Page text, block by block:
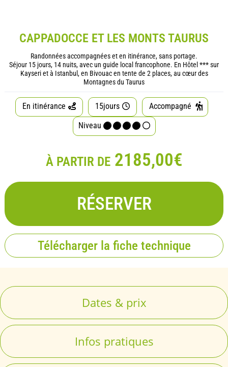
CAPPADOCCE ET LES MONTS TAURUS
Randonnées accompagnées et en itinérance, sans portage.
Séjour 15 jours, 14 nuits, avec un guide local francophone. En Hôtel *** sur
Kayseri et à Istanbul, en Bivouac en tente de 2 places, au cœur des
Montagnes du Taurus
En itinérance 15jours
Accompagné
Niveau
À PARTIR DE2185,00€
RÉSERVER
Télécharger la fiche technique
Dates & prix
Infos pratiques